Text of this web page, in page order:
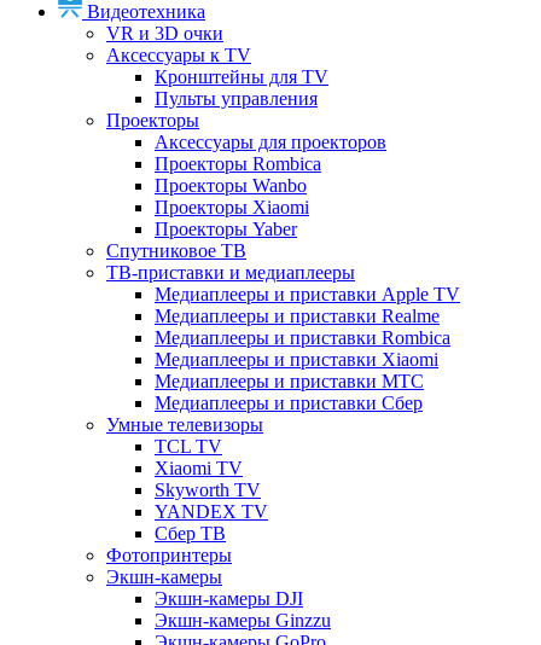
Видеотехника
VR и 3D очки
Аксессуары к TV
Кронштейны для TV
Пульты управления
Проекторы
Аксессуары для проекторов
Проекторы Rombica
Проекторы Wanbo
Проекторы Xiaomi
Проекторы Yaber
Спутниковое ТВ
ТВ-приставки и медиаплееры
Медиаплееры и приставки Apple TV
Медиаплееры и приставки Realme
Медиаплееры и приставки Rombica
Медиаплееры и приставки Xiaomi
Медиаплееры и приставки МТС
Медиаплееры и приставки Сбер
Умные телевизоры
TCL TV
Xiaomi TV
Skyworth TV
YANDEX TV
Сбер ТВ
Фотопринтеры
Экшн-камеры
Экшн-камеры DJI
Экшн-камеры Ginzzu